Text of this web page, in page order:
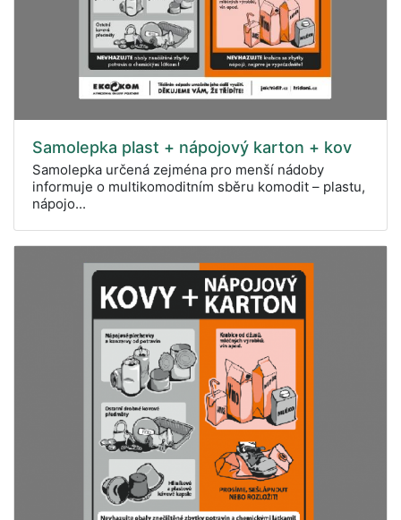
Samolepka plast + nápojový karton + kov
Samolepka určená zejména pro menší nádoby
informuje o multikomoditním sběru komodit – plastu,
nápojo...